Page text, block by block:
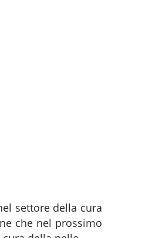
settore della cura
che nel prossimo